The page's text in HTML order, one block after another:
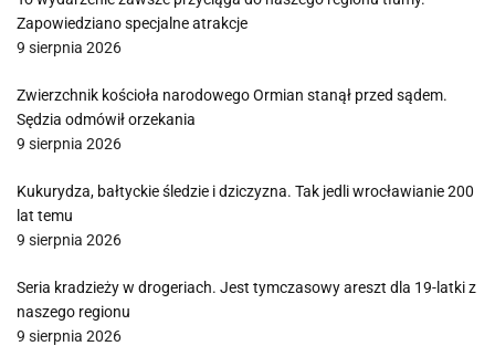
Zapowiedziano specjalne atrakcje
9 sierpnia 2026
Zwierzchnik kościoła narodowego Ormian stanął przed sądem.
Sędzia odmówił orzekania
9 sierpnia 2026
Kukurydza, bałtyckie śledzie i dziczyzna. Tak jedli wrocławianie 200
lat temu
9 sierpnia 2026
Seria kradzieży w drogeriach. Jest tymczasowy areszt dla 19-latki z
naszego regionu
9 sierpnia 2026